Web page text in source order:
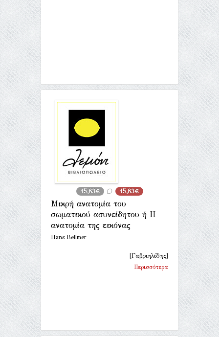
15,83€ 15,83€
Μικρή ανατομία του
σωματικού ασυνείδητου ή Η
ανατομία της εικόνας
Hans Bellmer
[Γαβριηλίδης]
Περισσότερα